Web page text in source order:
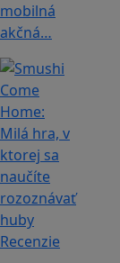
mobilná
akčná…
Recenzie